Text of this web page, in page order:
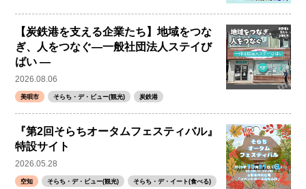
【炭鉄港を支える企業たち】地域をつな
ぎ、人をつなぐ―一般社団法人ステイび
ばい ―
2026.08.06
美唄市 そらち・デ・ビュー(観光) 炭鉄港
『第2回そらちオータムフェスティバル』
特設サイト
2026.05.28
空知 そらち・デ・ビュー(観光) そらち・デ・イート(食べる)